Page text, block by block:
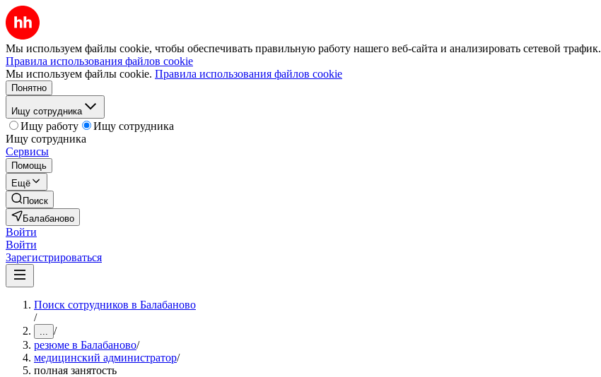
Мы используем файлы cookie, чтобы обеспечивать правильную работу нашего веб-сайта и анализировать сетевой трафик.
Правила использования файлов cookie
Мы используем файлы cookie. Правила использования файлов cookie
Понятно
Ищу сотрудника
Ищу работу
Ищу сотрудника
Ищу сотрудника
Сервисы
Помощь
Ещё
Поиск
Балабаново
Войти
Войти
Зарегистрироваться
Поиск сотрудников в Балабаново
/
... /
резюме в Балабаново/
медицинский администратор/
полная занятость